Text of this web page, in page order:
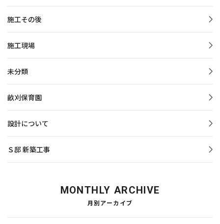
施工その後
施工現場
未分類
畝刈保育園
設計について
Ｓ邸 新築工事
MONTHLY ARCHIVE
月別アーカイブ